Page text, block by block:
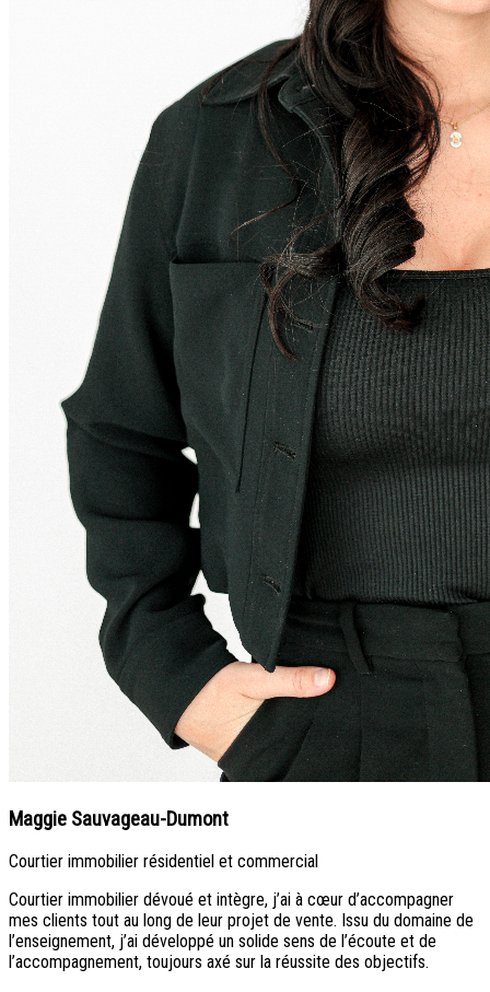
Maggie Sauvageau-Dumont
Courtier immobilier résidentiel et commercial
Courtier immobilier dévoué et intègre, j’ai à cœur d’accompagner
mes clients tout au long de leur projet de vente. Issu du domaine de
l’enseignement, j’ai développé un solide sens de l’écoute et de
l’accompagnement, toujours axé sur la réussite des objectifs.